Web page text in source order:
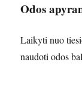
Odos
Laikyti nuo
naudoti odos